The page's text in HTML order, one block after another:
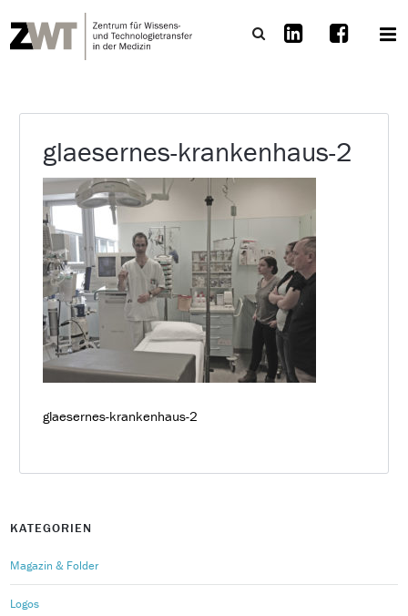
glaesernes-krankenhaus-2
glaesernes-krankenhaus-2
KATEGORIEN
Magazin & Folder
Logos